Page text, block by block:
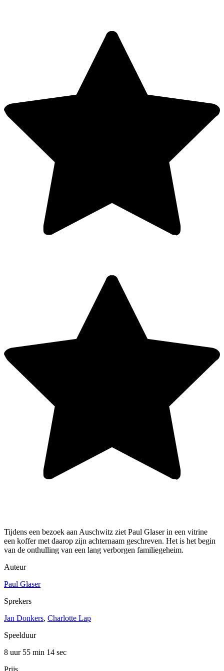
Tijdens een bezoek aan Auschwitz ziet Paul Glaser in een vitrine
een koffer met daarop zijn achternaam geschreven. Het is het begin
van de onthulling van een lang verborgen familiegeheim.
Auteur
Paul Glaser
Sprekers
Jan Donkers, Charlotte Lap
Speelduur
8 uur 55 min 14 sec
Prijs